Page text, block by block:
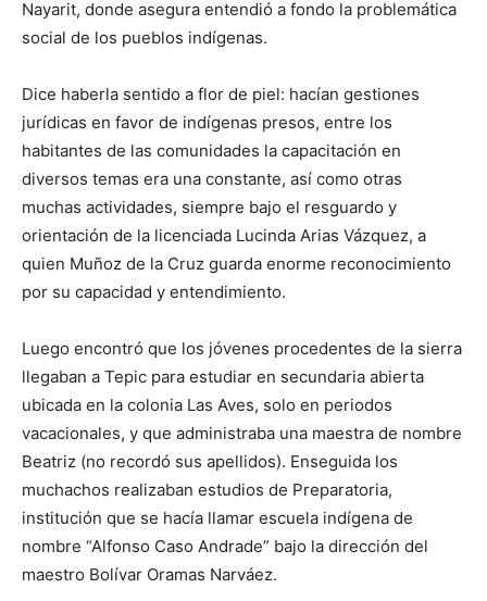
Nayarit, donde asegura entendió a fondo la problemática
social de los pueblos indígenas.
Dice haberla sentido a flor de piel: hacían gestiones
jurídicas en favor de indígenas presos, entre los
habitantes de las comunidades la capacitación en
diversos temas era una constante, así como otras
muchas actividades, siempre bajo el resguardo y
orientación de la licenciada Lucinda Arias Vázquez, a
quien Muñoz de la Cruz guarda enorme reconocimiento
por su capacidad y entendimiento.
Luego encontró que los jóvenes procedentes de la sierra
llegaban a Tepic para estudiar en secundaria abierta
ubicada en la colonia Las Aves, solo en periodos
vacacionales, y que administraba una maestra de nombre
Beatriz (no recordó sus apellidos). Enseguida los
muchachos realizaban estudios de Preparatoria,
institución que se hacía llamar escuela indígena de
nombre “Alfonso Caso Andrade” bajo la dirección del
maestro Bolívar Oramas Narváez.